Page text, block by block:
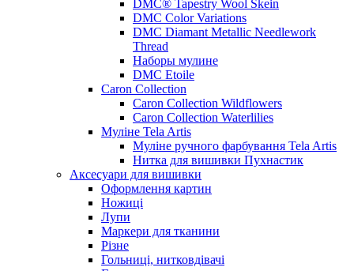
DMC® Tapestry Wool Skein
DMC Color Variations
DMC Diamant Metallic Needlework
Thread
Наборы мулине
DMC Etoile
Caron Collection
Caron Collection Wildflowers
Caron Collection Waterlilies
Муліне Tela Artis
Муліне ручного фарбування Tela Artis
Нитка для вишивки Пухнастик
Аксесуари для вишивки
Оформлення картин
Ножиці
Лупи
Маркери для тканини
Різне
Гольниці, нитковдівачі